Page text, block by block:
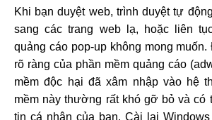
Khi bạn duyệt web, trình duyệt tự
sang các trang web lạ, hoặc liên
quảng cáo pop-up không mong
rõ ràng của phần mềm quảng cáo
mềm độc hại đã xâm nhập vào hệ
mềm này thường rất khó gỡ bỏ và có
tin cá nhân của bạn. Cài lại